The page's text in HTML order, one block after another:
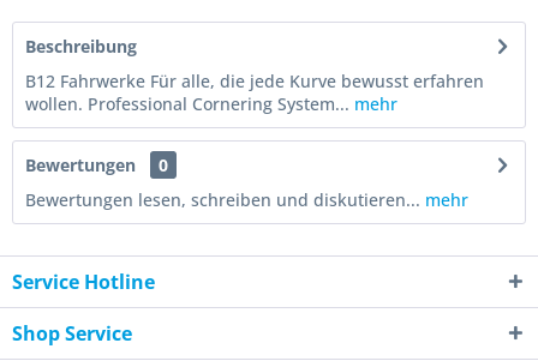
Beschreibung
B12 Fahrwerke Für alle, die jede Kurve bewusst erfahren
wollen. Professional Cornering System... mehr
Bewertungen
0
Bewertungen lesen, schreiben und diskutieren... mehr
Service Hotline
Shop Service